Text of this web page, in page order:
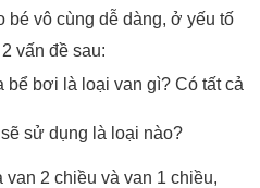
bé vô cùng dễ dàng, ở yếu tố
vấn đề sau:
bơi là loại van gì? Có tất cả
sử dụng là loại nào?
2 chiều và van 1 chiều,